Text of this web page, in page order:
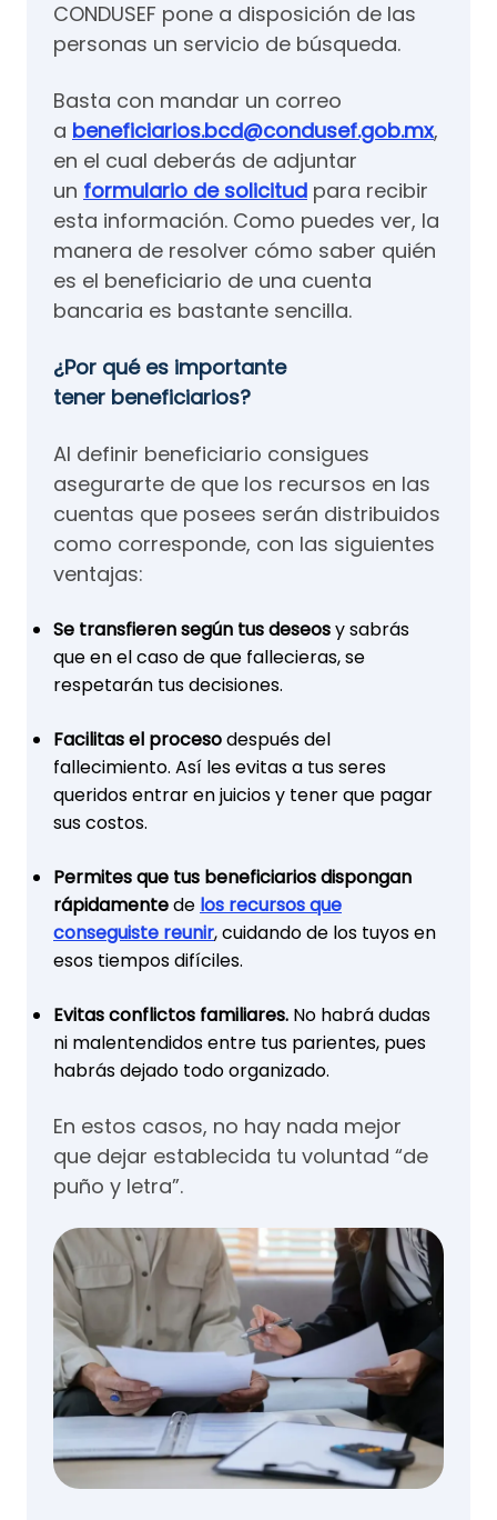
CONDUSEF pone a disposición de las
personas un servicio de búsqueda.
Basta con mandar un correo
a beneficiarios.bcd@condusef.gob.mx,
en el cual deberás de adjuntar
un formulario de solicitud para recibir
esta información. Como puedes ver, la
manera de resolver cómo saber quién
es el beneficiario de una cuenta
bancaria es bastante sencilla.
¿Por qué es importante
tener beneficiarios?
Al definir beneficiario consigues
asegurarte de que los recursos en las
cuentas que posees serán distribuidos
como corresponde, con las siguientes
ventajas:
Se transfieren según tus deseosy sabrás
que en el caso de que fallecieras, se
respetarán tus decisiones.
Facilitas el procesodespués del
fallecimiento. Así les evitas a tus seres
queridos entrar en juicios y tener que pagar
sus costos.
Permites que tus beneficiarios dispongan
rápidamentede los recursos que
conseguiste reunir, cuidando de los tuyos en
esos tiempos difíciles.
Evitas conflictos familiares. No habrá dudas
ni malentendidos entre tus parientes, pues
habrás dejado todo organizado.
En estos casos, no hay nada mejor
que dejar establecida tu voluntad “de
puño y letra”.